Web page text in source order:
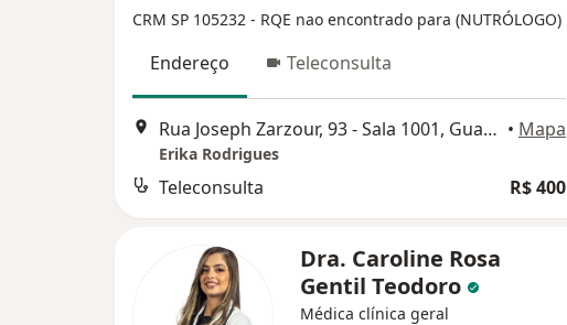
CRM SP 105232 - RQE nao encontrado para (NUTRÓLOGO)
Endereço Teleconsulta
Rua Joseph Zarzour, 93 - Sala 1001, Guarulhos • Mapa
Erika Rodrigues
Teleconsulta R$ 400
Dra. Caroline Rosa
Gentil Teodoro
Médica clínica geral